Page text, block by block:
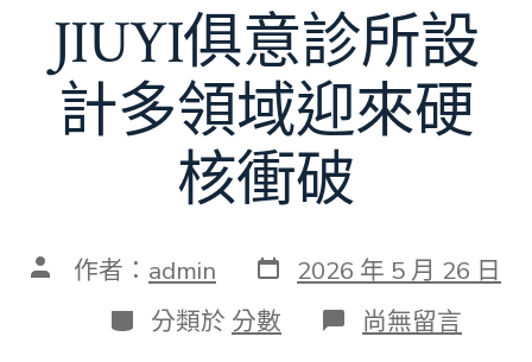
JIUYI俱意診所設
計多領域迎來硬
核衝破
文 作者： admin 發
表
日
期
2026 年 5 月 26 日
分
類
分類於 分數 在
〈人
尚無留言